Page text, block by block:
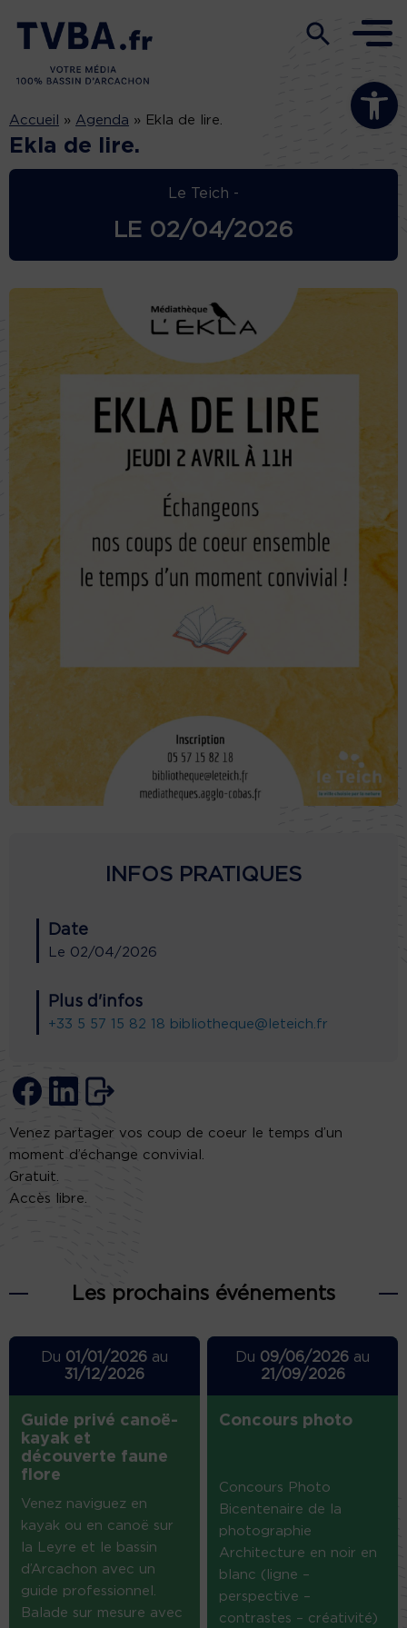
Ouvrir la
Accueil » Agenda » Ekla de lire.
Ekla de lire.
Le Teich -
LE 02/04/2026
INFOS PRATIQUES
Date
Le 02/04/2026
Plus d'infos
+33 5 57 15 82 18 bibliotheque@leteich.fr
Venez partager vos coup de coeur le temps d’un
moment d’échange convivial.
Gratuit.
Accès libre.
Les prochains événements
Du 01/01/2026au
31/12/2026
Guide privé canoë-
kayak et
découverte faune
flore
Venez naviguez en
kayak ou en canoë sur
la Leyre et le bassin
d’Arcachon avec un
guide professionnel.
Balade sur mesure avec
Du 09/06/2026 au
21/09/2026
Concours photo
Concours Photo
Bicentenaire de la
photographie
Architecture en noir en
blanc (ligne –
perspective –
contrastes – créativité)